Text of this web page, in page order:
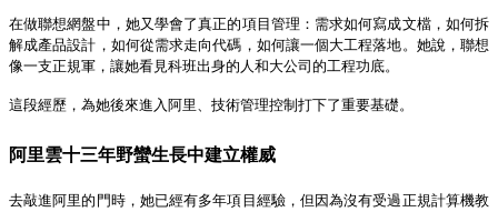
在做聯想網盤中 ，她又學會了真正的項目管理：需求如何寫成文檔，如何拆
解成產品設計，如何從需求走向代碼，如何讓一個大工程落地。她說，聯想
像一支正規軍，讓她看見科班出身的人和大公司 的工程功底。
這段經歷，為她後來進入阿里、技術管理控制 打下了重要基礎。
阿里雲十三年野蠻生長中建立權威
去敲進阿里的 門時， 她已經有多年項目經驗，但因為沒有受過正規計算機教